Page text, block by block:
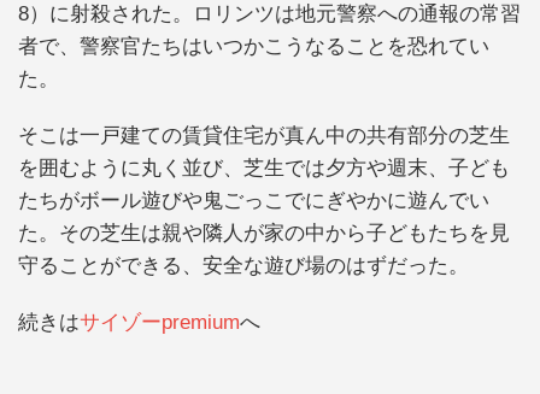
8）に射殺された。ロリンツは地元警察への通報の常習
者で、警察官たちはいつかこうなることを恐れてい
た。
そこは一戸建ての賃貸住宅が真ん中の共有部分の芝生
を囲むように丸く並び、芝生では夕方や週末、子ども
たちがボール遊びや鬼ごっこでにぎやかに遊んでい
た。その芝生は親や隣人が家の中から子どもたちを見
守ることができる、安全な遊び場のはずだった。
続きはサイゾーpremiumへ